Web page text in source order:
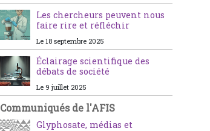
Les chercheurs peuvent nous
faire rire et réfléchir
Le 18 septembre 2025
Éclairage scientifique des
débats de société
Le 9 juillet 2025
Communiqués de l'AFIS
Glyphosate, médias et